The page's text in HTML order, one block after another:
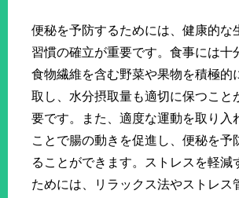
便秘を予防するためには、健康的な
習慣の確立が重要です。食事には十
食物繊維を含む野菜や果物を積極的
取し、水分摂取量も適切に保つこと
要です。また、適度な運動を取り入
ことで腸の動きを促進し、便秘を予
ることができます。ストレスを軽減
ためには、リラックス法やストレス